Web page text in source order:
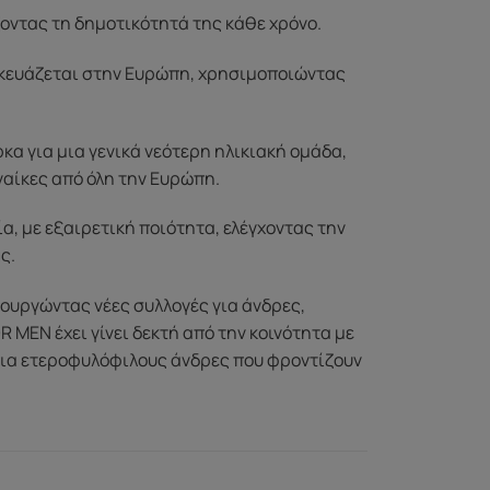
τη δημοτικότητά της κάθε χρόνο.
στην Ευρώπη, χρησιμοποιώντας
για μια γενικά νεότερη ηλικιακή ομάδα,
από όλη την Ευρώπη.
με εξαιρετική ποιότητα, ελέγχοντας την
νέες συλλογές για άνδρες,
έχει γίνει δεκτή από την κοινότητα με
ετεροφυλόφιλους άνδρες που φροντίζουν